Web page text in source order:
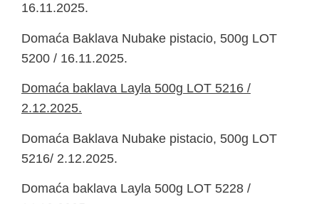
16.11.2025.
Domaća Baklava Nubake pistacio, 500g LOT
5200 / 16.11.2025.
Domaća baklava Layla 500g LOT 5216 /
2.12.2025.
Domaća Baklava Nubake pistacio, 500g LOT
5216/ 2.12.2025.
Domaća baklava Layla 500g LOT 5228 /